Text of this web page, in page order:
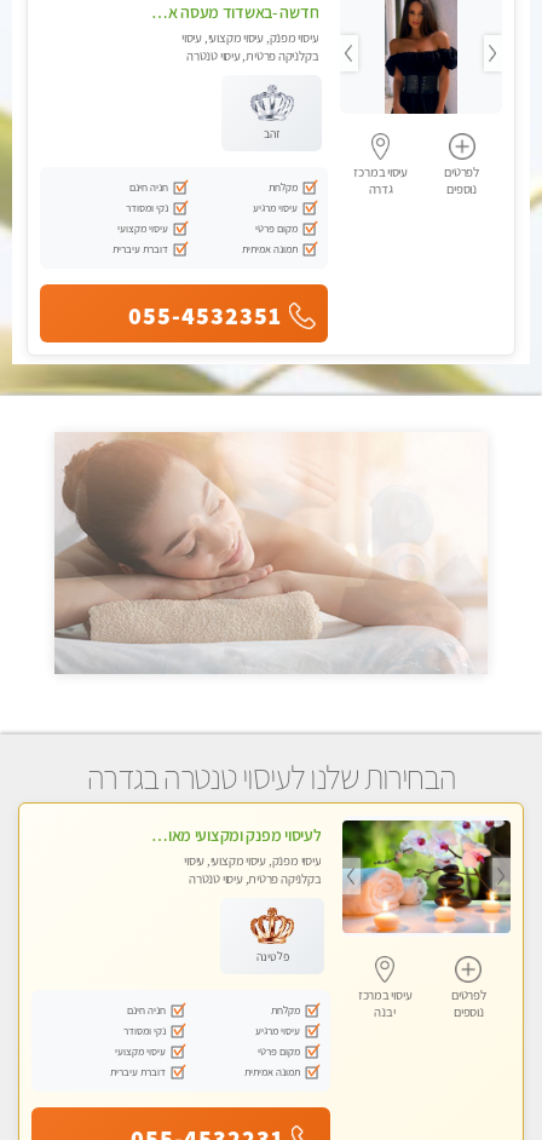
לפרטים
נוספים
עיסוי במרכז
גדרה
חדשה -באשדוד מעסה איכותית מפנקת ומקצועית לעיסוי חלומי ..... בגבעתיים
עיסוי מפנק, עיסוי מקצועי, עיסוי
בקלניקה פרטית, עיסוי טנטרה
זהב
מקלחת
חניה חינם
עיסוי מרגיע
נקי ומסודר
מקום פרטי
עיסוי מקצועי
תמונה אמיתית
דוברת עיברית
055-4532351
הבחירות שלנו לעיסוי טנטרה בגדרה
לפרטים
נוספים
עיסוי במרכז
יבנה
לעיסוי מפנק ומקצועי מאוד . לחוויה מרגיעה ומפנקת .מומלץ מאוד !!!
עיסוי מפנק, עיסוי מקצועי, עיסוי
בקלניקה פרטית, עיסוי טנטרה
פלטינה
מקלחת
חניה חינם
עיסוי מרגיע
נקי ומסודר
מקום פרטי
עיסוי מקצועי
תמונה אמיתית
דוברת עיברית